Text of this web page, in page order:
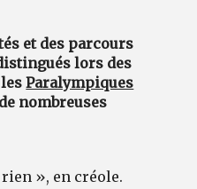
et des parcours
lors des
lesParalympiques
nombreuses
», en créole.